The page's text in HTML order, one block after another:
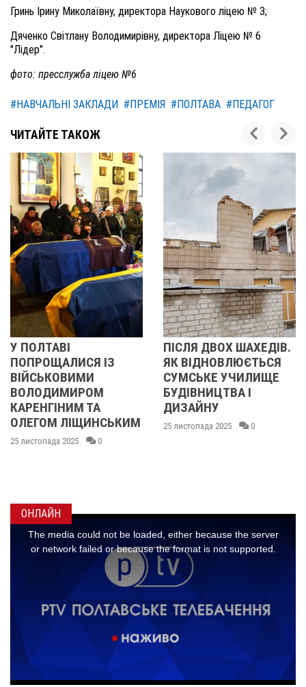
Гринь Ірину Миколаївну, директора Наукового ліцею № 3;
Дяченко Світлану Володимирівну, директора Ліцею № 6
"Лідер".
фото: пресслужба ліцею №6
#НАВЧАЛЬНІ ЗАКЛАДИ #ПРЕМІЯ #ПОЛТАВА #ПЕДАГОГ
ЧИТАЙТЕ ТАКОЖ
ПОЛТАВІ
ІЗ
ТА
ЛІЩИНСЬКИМ
листопада 2025 0
ПІСЛЯ ДВОХ ШАХЕДІВ.
ЯК ВІДНОВЛЮЄТЬСЯ
СУМСЬКЕ УЧИЛИЩЕ
БУДІВНИЦТВА І
ДИЗАЙНУ
25 листопада 2025 0
ОНЛАЙН